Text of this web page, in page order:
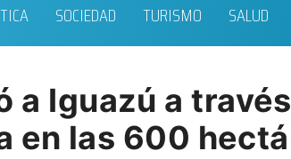
SOCIEDAD TURISMO SALUD
Iguazú a
en las 600